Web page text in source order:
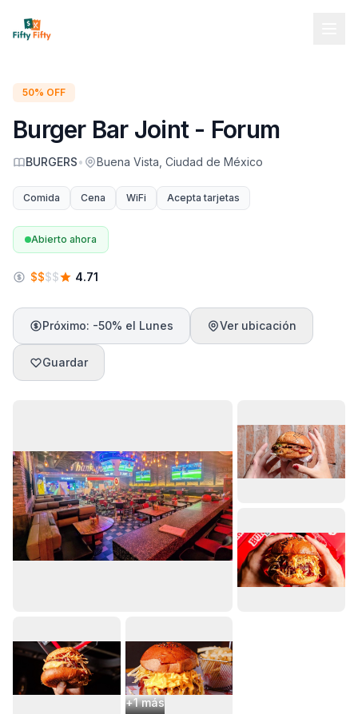
50% OFF
Burger Bar Joint - Forum
BURGERS• Buena Vista, Ciudad de México
Comida Cena WiFi Acepta tarjetas
Abierto ahora
$$$$ 4.71
Próximo: -50% el Lunes Ver ubicación
Guardar
+1más